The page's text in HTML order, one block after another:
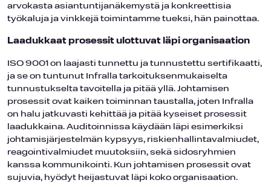
arvokasta asiantuntijanäkemystä ja konkreettisia
työkaluja ja vinkkejä toimintamme tueksi, hän painottaa.
Laadukkaat prosessit ulottuvat läpi organisaation
ISO 9001 on laajasti tunnettu ja tunnustettu sertifikaatti,
ja se on tuntunut Infralla tarkoituksenmukaiselta
tunnustukselta tavoitella ja pitää yllä. Johtamisen
prosessit ovat kaiken toiminnan taustalla, joten Infralla
on halu jatkuvasti kehittää ja pitää kyseiset prosessit
laadukkaina. Auditoinnissa käydään läpi esimerkiksi
johtamisjärjestelmän kypsyys, riskienhallintavalmiudet,
reagointivalmiudet muutoksiin, sekä sidosryhmien
kanssa kommunikointi. Kun johtamisen prosessit ovat
sujuvia, hyödyt heijastuvat läpi koko organisaation.